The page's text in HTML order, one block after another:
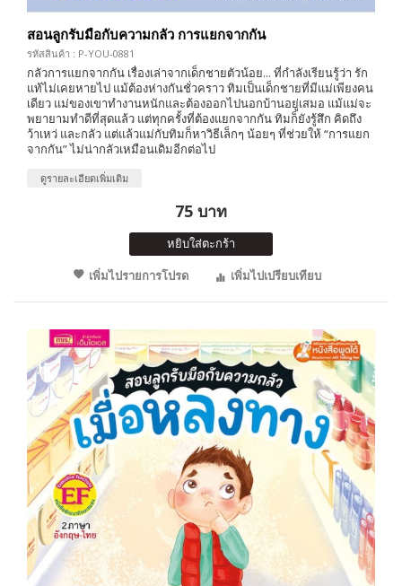
สอนลูกรับมือกับความกลัว การแยกจากกัน
รหัสสินค้า : P-YOU-0881
กลัวการแยกจากกัน เรื่องเล่าจากเด็กชายตัวน้อย... ที่กำลังเรียนรู้ว่า รัก
แท้ไม่เคยหายไป แม้ต้องห่างกันชั่วคราว ทิมเป็นเด็กชายที่มีแม่เพียงคน
เดียว แม่ของเขาทำงานหนักและต้องออกไปนอกบ้านอยู่เสมอ แม้แม่จะ
พยายามทำดีที่สุดแล้ว แต่ทุกครั้งที่ต้องแยกจากกัน ทิมก็ยังรู้สึก คิดถึง
ว้าเหว่ และกลัว แต่แล้วแม่กับทิมก็หาวิธีเล็กๆ น้อยๆ ที่ช่วยให้ “การแยก
จากกัน” ไม่น่ากลัวเหมือนเดิมอีกต่อไป
ดูรายละเอียดเพิ่มเติม
75 บาท
หยิบใส่ตะกร้า
เพิ่มไปรายการโปรด
เพิ่มไปเปรียบเทียบ